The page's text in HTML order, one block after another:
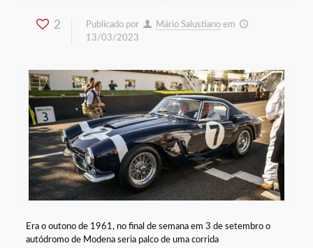
2 Publicado por Mário Salustiano em
13/03/2023
Era o outono de 1961, no final de semana em 3 de setembro o
autódromo de Modena seria palco de uma corrida